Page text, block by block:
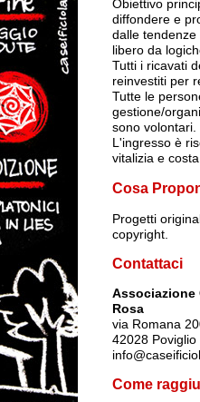
Obiettivo
diffondere e
dalle
libero da
Tutti i ricavati
reinvestiti per
Tutte le
gestione/
sono volontari.
L'ingresso è
vitalizia e
Cosa
Progetti
copyright.
Contattaci
Associazione
Rosa
via Romana
42028 Poviglio
Come